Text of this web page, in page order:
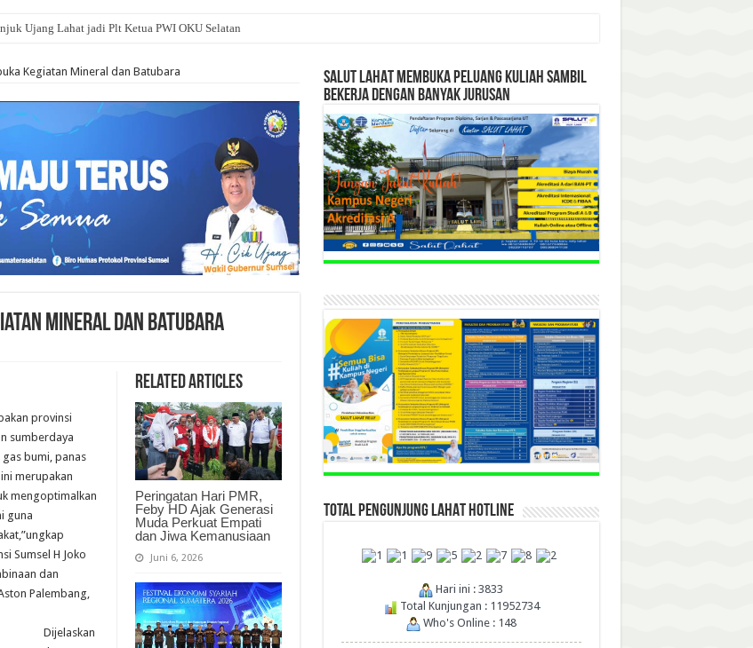
Ujang Lahat jadi Plt Ketua PWI OKU Selatan
Kegiatan Mineral dan Batubara
Mineral dan Batubara
Related Articles
Peringatan Hari PMR,
Feby HD Ajak Generasi
Muda Perkuat Empati
dan Jiwa Kemanusiaan
Juni 6, 2026
provinsi
sumberdaya
bumi, panas
merupakan
mengoptimalkan
guna
Sumsel H Joko
dan
Palembang,
Dijelaskan
SALUT LAHAT MEMBUKA PELUANG KULIAH SAMBIL
BEKERJA DENGAN BANYAK JURUSAN
TOTAL PENGUNJUNG LAHAT HOTLINE
Hari ini : 3833
Total Kunjungan : 11952734
Who's Online : 148